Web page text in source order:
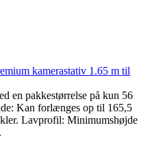
kamerastativ 1.65 m til
en pakkestørrelse på kun 56
Kan forlænges op til 165,5
Lavprofil: Minimumshøjde